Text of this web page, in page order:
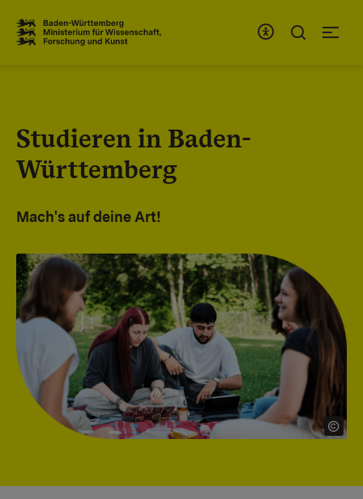
Studieren in Baden-
Württemberg
Mach's auf deine Art!